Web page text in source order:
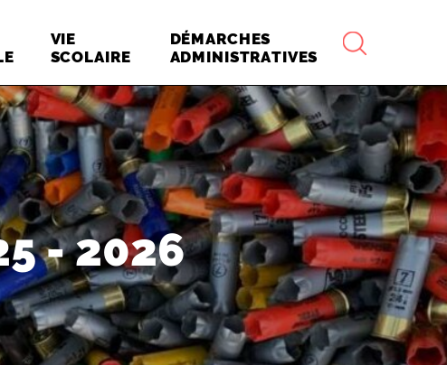
VIE
SCOLAIRE
DÉMARCHES
ADMINISTRATIVES
- 2026